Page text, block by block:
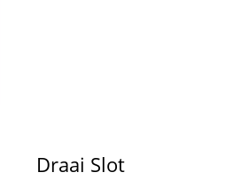
Draai Slot